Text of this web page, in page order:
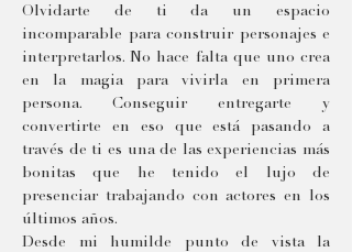
Olvidarte de ti da un espacio
incomparable para construir personajes e
interpretarlos. No hace falta que uno crea
en la magia para vivirla en primera
persona. Conseguir entregarte y
convertirte en eso que está pasando a
través de ti es una de las experiencias más
bonitas que he tenido el lujo de
presenciar trabajando con actores en los
últimos años.
Desde mi humilde punto de vista la